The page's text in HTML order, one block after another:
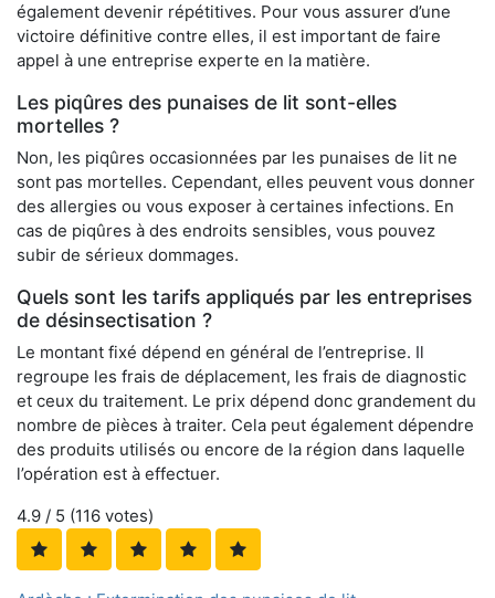
également devenir répétitives. Pour vous assurer d’une
victoire définitive contre elles, il est important de faire
appel à une entreprise experte en la matière.
Les piqûres des punaises de lit sont-elles
mortelles ?
Non, les piqûres occasionnées par les punaises de lit ne
sont pas mortelles. Cependant, elles peuvent vous donner
des allergies ou vous exposer à certaines infections. En
cas de piqûres à des endroits sensibles, vous pouvez
subir de sérieux dommages.
Quels sont les tarifs appliqués par les entreprises
de désinsectisation ?
Le montant fixé dépend en général de l’entreprise. Il
regroupe les frais de déplacement, les frais de diagnostic
et ceux du traitement. Le prix dépend donc grandement du
nombre de pièces à traiter. Cela peut également dépendre
des produits utilisés ou encore de la région dans laquelle
l’opération est à effectuer.
4.9 / 5 (116 votes)